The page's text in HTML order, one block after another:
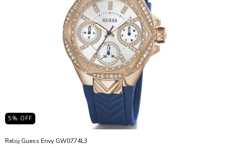
5 % OFF
Reloj Guess Envy GW0774L3